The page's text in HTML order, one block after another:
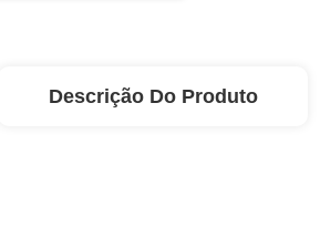
Descrição Do Produto